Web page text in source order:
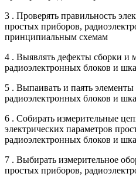
3 . Проверять правильность
простых приборов,
принципиальным схемам
4 . Выявлять дефекты сборки и
радиоэлектронных блоков и
5 . Выпаивать и паять
радиоэлектронных блоков и
6 . Собирать измерительные
электрических параметров
радиоэлектронных блоков и
7 . Выбирать измерительное
простых приборов,